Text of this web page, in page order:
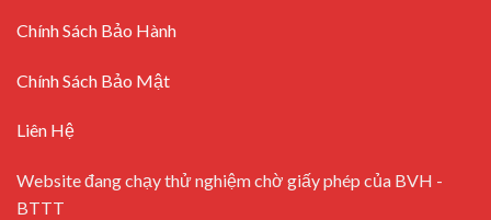
Chính Sách Bảo Hành
Chính Sách Bảo Mật
Liên Hệ
Website đang chạy thử nghiệm chờ giấy phép của BVH -
BTTT